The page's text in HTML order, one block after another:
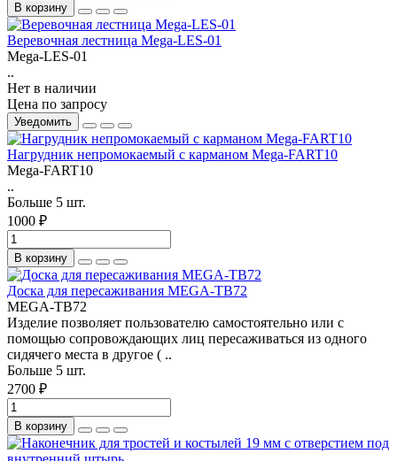
В корзину
Веревочная лестница Mega-LES-01
Mega-LES-01
..
Нет в наличии
Цена по запросу
Уведомить
Нагрудник непромокаемый с карманом Mega-FART10
Mega-FART10
..
Больше 5 шт.
1000 ₽
В корзину
Доска для пересаживания MEGA-TB72
MEGA-TB72
Изделие позволяет пользователю самостоятельно или с
помощью сопровождающих лиц пересаживаться из одного
сидячего места в другое ( ..
Больше 5 шт.
2700 ₽
В корзину